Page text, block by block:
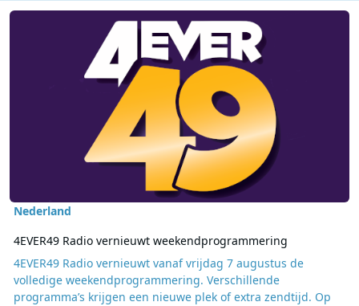
Lees meer over 4EVER49 Radio vernieuwt weekendprogrammering
Nederland
4EVER49 Radio vernieuwt weekendprogrammering
4EVER49 Radio vernieuwt vanaf vrijdag 7 augustus de
volledige weekendprogrammering. Verschillende
programma’s krijgen een nieuwe plek of extra zendtijd. Op